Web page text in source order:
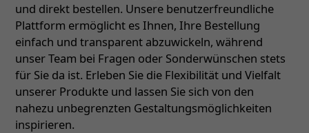
und direkt bestellen. Unsere benutzerfreundliche
Plattform ermöglicht es Ihnen, Ihre Bestellung
einfach und transparent abzuwickeln, während
unser Team bei Fragen oder Sonderwünschen stets
für Sie da ist. Erleben Sie die Flexibilität und Vielfalt
unserer Produkte und lassen Sie sich von den
nahezu unbegrenzten Gestaltungsmöglichkeiten
inspirieren.